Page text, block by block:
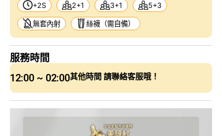
+2S 2+1 3+1 5+3
無套內射 絲襪（需自備）
服務時間
12:00 ~ 02:00其他時間 請聯絡客服哦！